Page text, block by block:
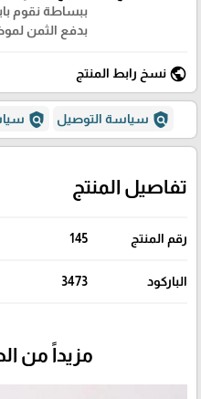
ببساطة نقوم
بدفع الثمن
public نسخ رابط المنتج
policy سياسة التوصيل policy
تفاصيل المنتج
رقم المنتج 145
الباركود 3473
مزيداً من